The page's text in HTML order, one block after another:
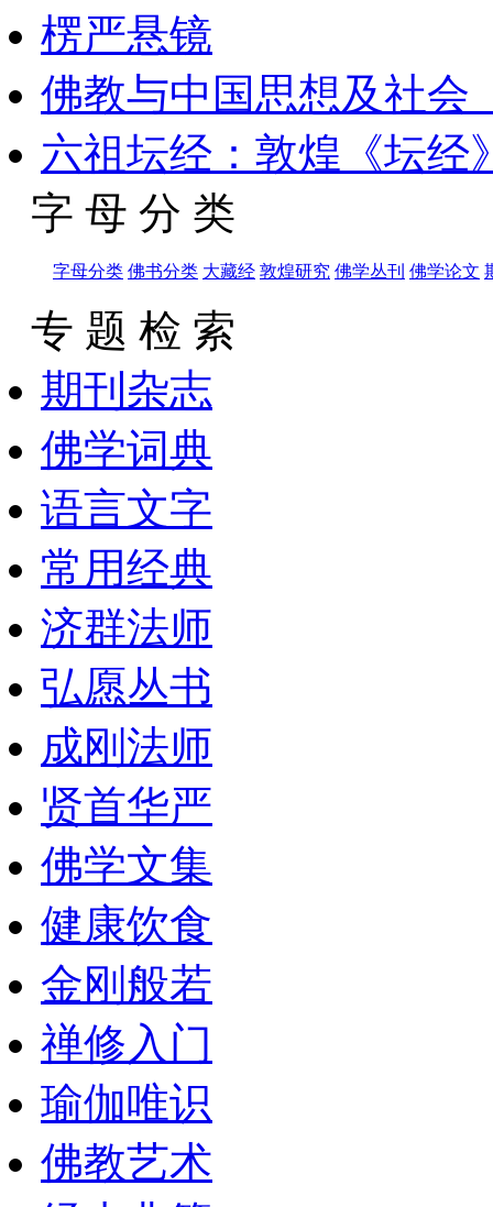
楞严悬镜
佛教与中国思想及社会
六祖坛经：敦煌《坛经
字 母 分 类
字母分类 佛书分类 大藏经 敦煌研究 佛学丛刊 佛学论文
专 题 检 索
期刊杂志
佛学词典
语言文字
常用经典
济群法师
弘愿丛书
成刚法师
贤首华严
佛学文集
健康饮食
金刚般若
禅修入门
瑜伽唯识
佛教艺术